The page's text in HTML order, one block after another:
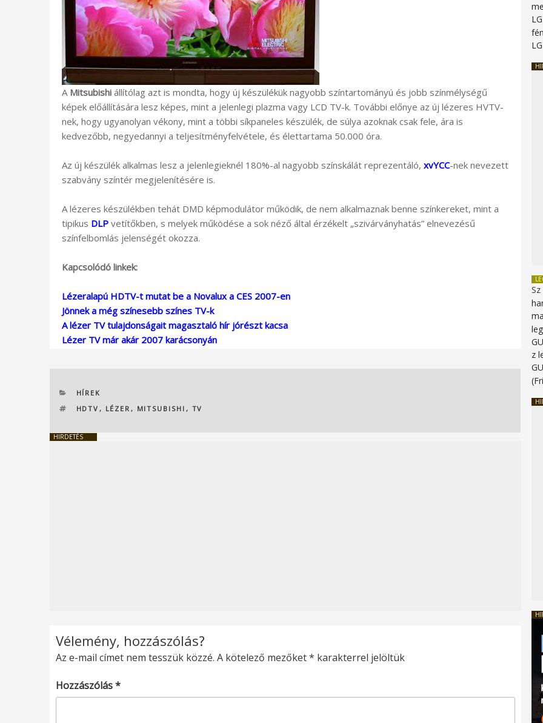
A Mitsubishi állítólag azt is mondta, hogy új készülékük nagyobb színtartományú és jobb színmélységű
képek előállítására lesz képes, mint a jelenlegi plazma vagy LCD TV-k. További előnye az új lézeres HVTV-
nek, hogy ugyanolyan vékony, mint a többi síkpaneles készülék, de súlya azoknak csak fele, ára is
kedvezőbb, negyedannyi a teljesítményfelvétele, és élettartama 50.000 óra.
Az új készülék alkalmas lesz a jelenlegieknél 180%-al nagyobb színskálát reprezentáló, xvYCC-nek nevezett
szabvány színtér megjelenítésére is.
A lézeres készülékben tehát DMD képmodulátor működik, de nem alkalmaznak benne színkereket, mint a
tipikus DLP vetítőkben, s melyek működése a sok néző által érzékelt „szivárványhatás” elnevezésű
színfelbomlás jelenségét okozza.
Kapcsolódó linkek:
Lézeralapú HDTV-t mutat be a Novalux a CES 2007-en
Jönnek a még színesebb színes TV-k
A lézer TV tulajdonságait magasztaló hír jórészt kacsa
Lézer TV már akár 2007 karácsonyán
KATEGÓRIÁK
HÍREK
CÍMKÉK
HDTV , LÉZER , MITSUBISHI , TV
HIRDETÉS
Vélemény, hozzászólás?
Az e-mail címet nem tesszük közzé. A kötelező mezőket* karakterrel jelöltük
Hozzászólás*
z